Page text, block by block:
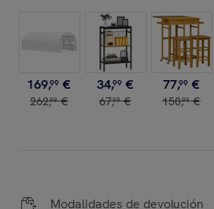
169,99 €
262,99 €
34,99 €
67,99 €
77,99 €
150,99 €
Modalidades de devolución